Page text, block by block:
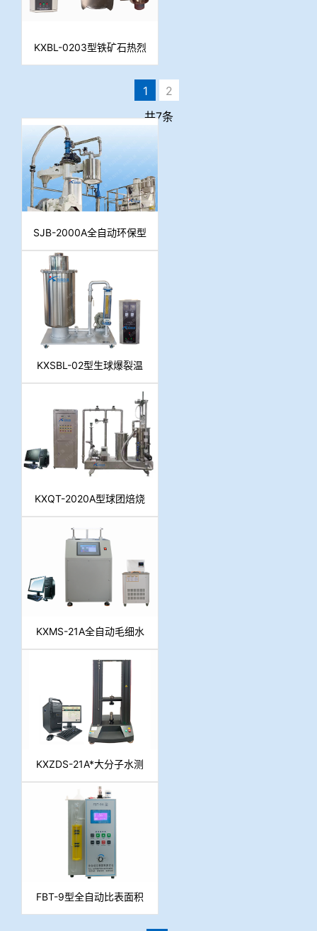
KXBL-0203型铁矿石热烈
指数测定系统
1
2
共7条
SJB-2000A全自动环保型
烧结杯实验系统
KXSBL-02型生球爆裂温
度测定仪
KXQT-2020A型球团焙烧
系统
KXMS-21A全自动毛细水
测定仪（重量法）
KXZDS-21A*大分子水测
定仪（压滤法）
FBT-9型全自动比表面积
测定仪